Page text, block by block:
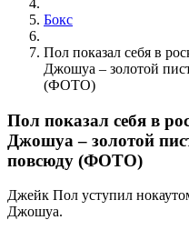
Бокс
Пол показал себя в
Джошуа – золотой
(ФОТО)
Пол показал себя в
Джошуа – золотой
повсюду (ФОТО)
Джейк Пол уступил
Джошуа.